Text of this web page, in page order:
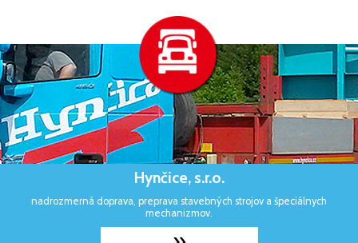
Hynčice, s.r.o.
nadrozmerná doprava, preprava stavebných strojov a špeciálnych
mechanizmov.